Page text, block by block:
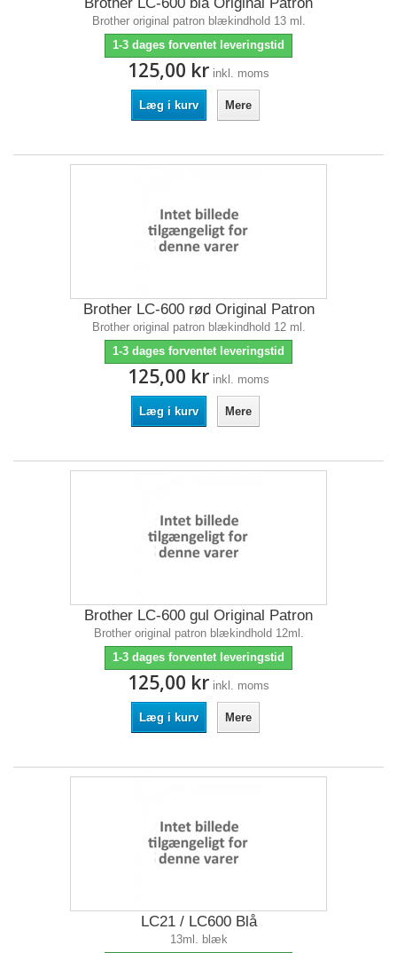
Brother original patron blækindhold 13 ml.
1-3 dages forventet leveringstid
125,00 kr inkl. moms
Læg i kurv Mere
Brother LC-600 rød Original Patron
Brother original patron blækindhold 12 ml.
1-3 dages forventet leveringstid
125,00 kr inkl. moms
Læg i kurv Mere
Brother LC-600 gul Original Patron
Brother original patron blækindhold 12ml.
1-3 dages forventet leveringstid
125,00 kr inkl. moms
Læg i kurv Mere
LC21 / LC600 Blå
13ml. blæk